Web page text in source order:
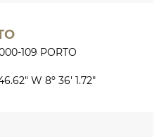
109 PORTO
W 8º 36′ 1.72″